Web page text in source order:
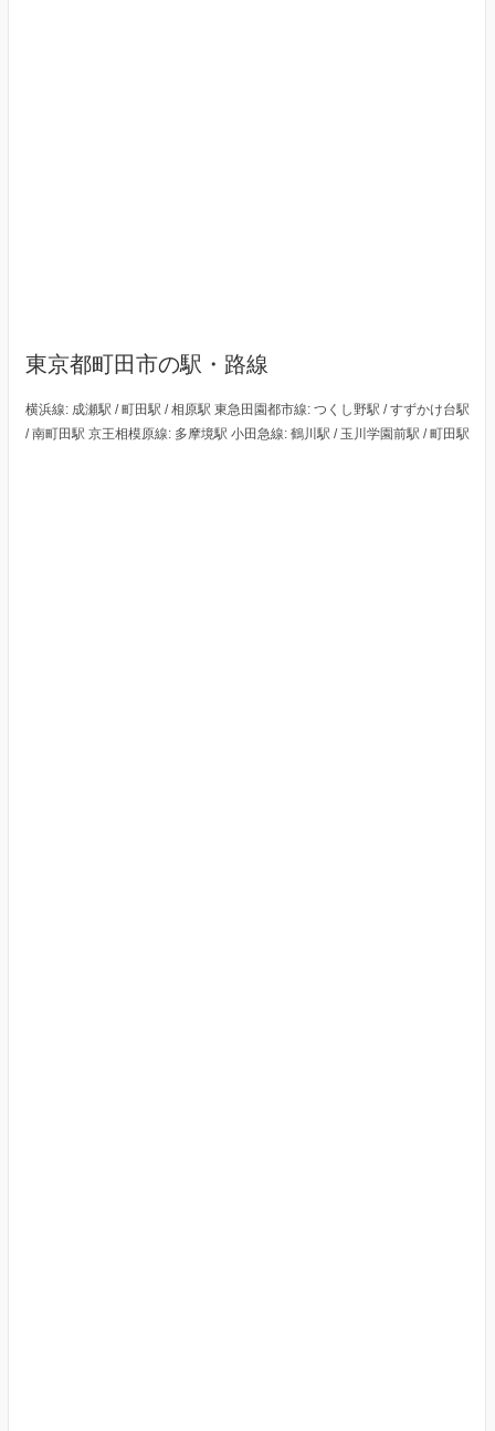
東京都町田市の駅・路線
横浜線: 成瀬駅 / 町田駅 / 相原駅 東急田園都市線: つくし野駅 / すずかけ台駅
/ 南町田駅 京王相模原線: 多摩境駅 小田急線: 鶴川駅 / 玉川学園前駅 / 町田駅